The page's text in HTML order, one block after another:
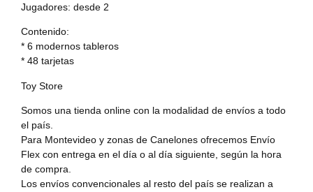
Jugadores: desde 2
Contenido:
* 6 modernos tableros
* 48 tarjetas
Toy Store
Somos una tienda online con la modalidad de envíos a todo
el país.
Para Montevideo y zonas de Canelones ofrecemos Envío
Flex con entrega en el día o al día siguiente, según la hora
de compra.
Los envíos convencionales al resto del país se realizan a